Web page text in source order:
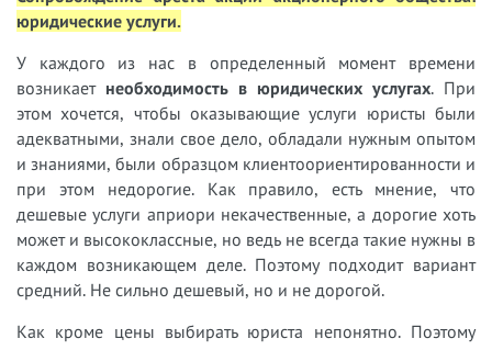
юридические услуги.
У каждого из нас в определенный момент времени
возникает необходимость в юридических услугах. При
этом хочется, чтобы оказывающие услуги юристы были
адекватными, знали свое дело, обладали нужным опытом
и знаниями, были образцом клиентоориентированности и
при этом недорогие. Как правило, есть мнение, что
дешевые услуги априори некачественные, а дорогие хоть
может и высококлассные, но ведь не всегда такие нужны в
каждом возникающем деле. Поэтому подходит вариант
средний. Не сильно дешевый, но и не дорогой.
Как кроме цены выбирать юриста непонятно. Поэтому